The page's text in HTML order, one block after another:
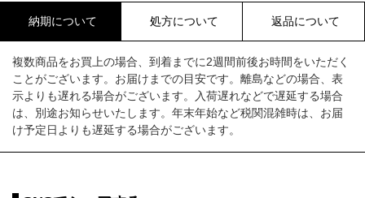
納期について 処方について 返品について
複数商品をお買上の場合、到着までに2週間前後お時間をいただく
ことがございます。お届けまでの目安です。離島などの場合、表
示よりも遅れる場合がございます。入荷遅れなどで遅延する場合
は、別途お知らせいたします。年末年始など税関混雑時は、お届
け予定日よりも遅延する場合がございます。